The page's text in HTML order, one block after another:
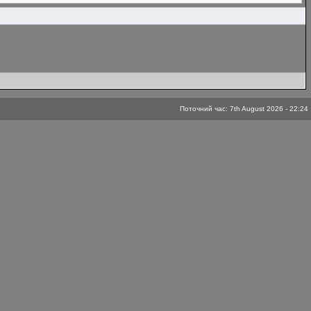
Поточний час: 7th August 2026 - 22:24